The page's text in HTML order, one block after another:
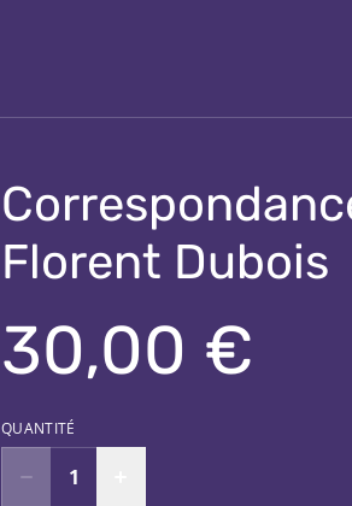
Florent Dubois
30,00 €
QUANTITÉ